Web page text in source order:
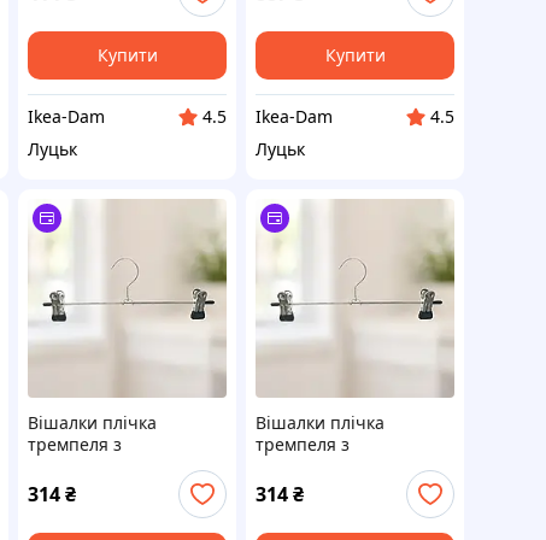
Купити
Ikea-Dam
4.5
Луцьк
Купити
Ikea-Dam
4.5
Луцьк
Вішалки плічка
тремпеля з
прищіпками Liting для
штанів, спідниць 35 см
10 шт. / Комплект
тремпелів / Металеві
314₴
Вішалки плічка
тремпеля з
прищіпками Liting для
штанів, спідниць 35 см
10 шт. / Комплект
тремпелів / Металеві
314₴